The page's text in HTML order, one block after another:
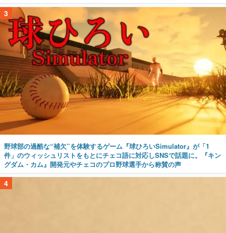
3
野球部の過酷な“補欠”を体験するゲーム『球ひろいSimulator』が「1
件」のウィッシュリストをもとにチェコ語に対応しSNSで話題に。『キン
グダム・カム』開発元やチェコのプロ野球選手から称賛の声
4